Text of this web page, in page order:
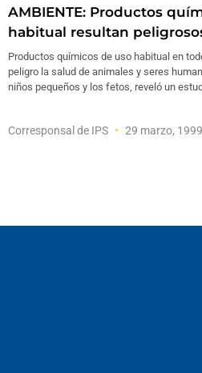
AMBIENTE: Productos
habitual resultan
Productos químicos de uso habitual en
peligro la salud de animales y seres
niños pequeños y los fetos, reveló un
Corresponsal de IPS 29 marzo, 1999